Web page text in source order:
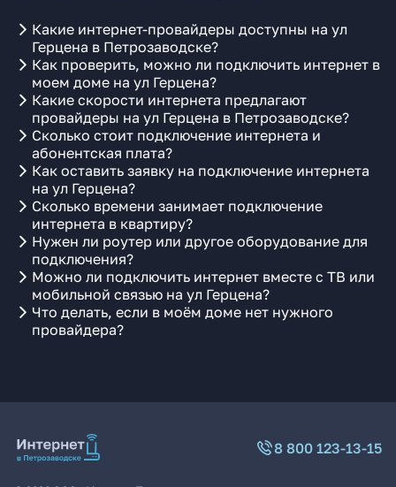
Какие интернет-провайдеры доступны на ул
Герцена в Петрозаводске?
Как проверить, можно ли подключить интернет в
моем доме на ул Герцена?
Какие скорости интернета предлагают
провайдеры на ул Герцена в Петрозаводске?
Сколько стоит подключение интернета и
абонентская плата?
Как оставить заявку на подключение интернета
на ул Герцена?
Сколько времени занимает подключение
интернета в квартиру?
Нужен ли роутер или другое оборудование для
подключения?
Можно ли подключить интернет вместе с ТВ или
мобильной связью на ул Герцена?
Что делать, если в моём доме нет нужного
провайдера?
8 800 123-13-15